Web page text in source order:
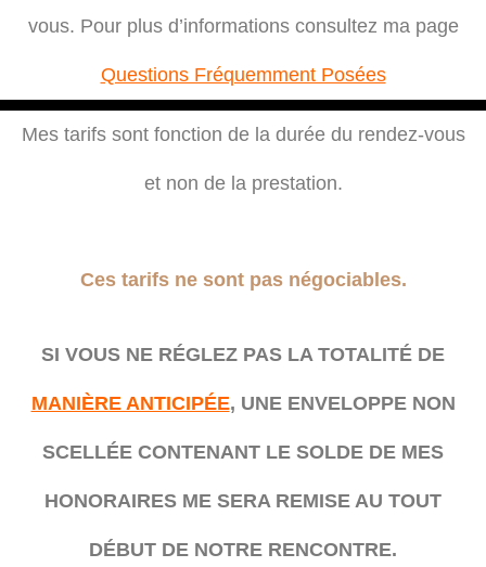
vous. Pour plus d’informations consultez ma page
Questions Fréquemment Posées
Mes tarifs sont fonction de la durée du rendez-vous
et non de la prestation.
Ces tarifs ne sont pas négociables.
SI VOUS NE RÉGLEZ PAS LA TOTALITÉ DE
MANIÈRE ANTICIPÉE, UNE ENVELOPPE NON
SCELLÉE CONTENANT LE SOLDE DE MES
HONORAIRES ME SERA REMISE AU TOUT
DÉBUT DE NOTRE RENCONTRE.